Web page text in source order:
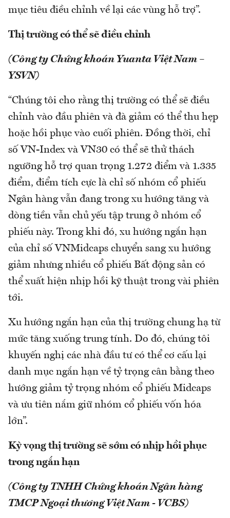
mục tiêu điều chỉnh về lại các vùng hỗ trợ”.
Thị trường có thể sẽ điều chỉnh
(Công ty Chứng khoán Yuanta Việt Nam –
YSVN)
“Chúng tôi cho rằng thị trường có thể sẽ điều
chỉnh vào đầu phiên và đà giảm có thể thu hẹp
hoặc hồi phục vào cuối phiên. Đồng thời, chỉ
số VN-Index và VN30 có thể sẽ thử thách
ngưỡng hỗ trợ quan trọng 1.272 điểm và 1.335
điểm, điểm tích cực là chỉ số nhóm cổ phiếu
Ngân hàng vẫn đang trong xu hướng tăng và
dòng tiền vẫn chủ yếu tập trung ở nhóm cổ
phiếu này. Trong khi đó, xu hướng ngắn hạn
của chỉ số VNMidcaps chuyển sang xu hướng
giảm nhưng nhiều cổ phiếu Bất động sản có
thể xuất hiện nhịp hồi kỹ thuật trong vài phiên
tới.
Xu hướng ngắn hạn của thị trường chung hạ từ
mức tăng xuống trung tính. Do đó, chúng tôi
khuyến nghị các nhà đầu tư có thể cơ cấu lại
danh mục ngắn hạn về tỷ trọng cân bằng theo
hướng giảm tỷ trọng nhóm cổ phiếu Midcaps
và ưu tiên nắm giữ nhóm cổ phiếu vốn hóa
lớn”.
Kỳ vọng thị trường sẽ sớm có nhịp hồi phục
trong ngắn hạn
(Công ty TNHH Chứng khoán Ngân hàng
TMCP Ngoại thương Việt Nam - VCBS)